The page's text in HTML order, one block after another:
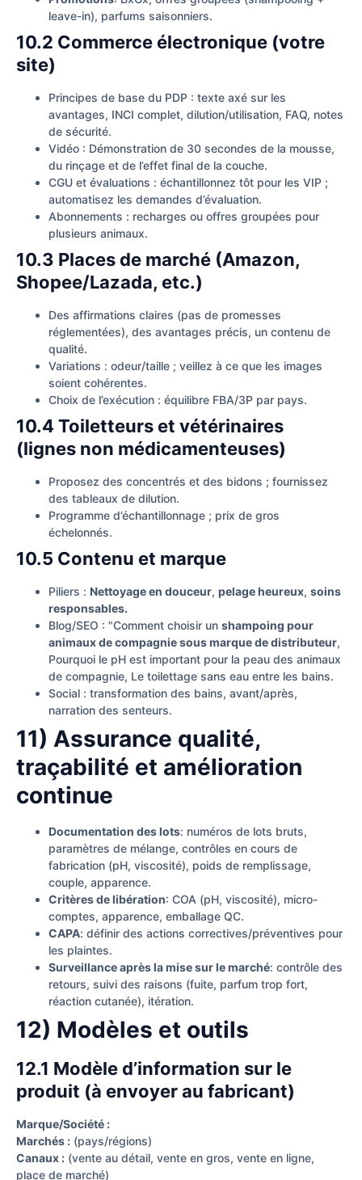
leave-in), parfums saisonniers.
10.2 Commerce électronique (votre
site)
Principes de base du PDP : texte axé sur les
avantages, INCI complet, dilution/utilisation, FAQ, notes
de sécurité.
Vidéo : Démonstration de 30 secondes de la mousse,
du rinçage et de l’effet final de la couche.
CGU et évaluations : échantillonnez tôt pour les VIP ;
automatisez les demandes d’évaluation.
Abonnements : recharges ou offres groupées pour
plusieurs animaux.
10.3 Places de marché (Amazon,
Shopee/Lazada, etc.)
Des affirmations claires (pas de promesses
réglementées), des avantages précis, un contenu de
qualité.
Variations : odeur/taille ; veillez à ce que les images
soient cohérentes.
Choix de l’exécution : équilibre FBA/3P par pays.
10.4 Toiletteurs et vétérinaires
(lignes non médicamenteuses)
Proposez des concentrés et des bidons ; fournissez
des tableaux de dilution.
Programme d’échantillonnage ; prix de gros
échelonnés.
10.5 Contenu et marque
Piliers : Nettoyage en douceur, pelage heureux, soins
responsables.
Blog/SEO : "Comment choisir un shampoing pour
animaux de compagnie sous marque de distributeur,
Pourquoi le pH est important pour la peau des animaux
de compagnie, Le toilettage sans eau entre les bains.
Social : transformation des bains, avant/après,
narration des senteurs.
11) Assurance qualité,
traçabilité et amélioration
continue
Documentation des lots: numéros de lots bruts,
paramètres de mélange, contrôles en cours de
fabrication (pH, viscosité), poids de remplissage,
couple, apparence.
Critères de libération: COA (pH, viscosité), micro-
comptes, apparence, emballage QC.
CAPA: définir des actions correctives/préventives pour
les plaintes.
Surveillance après la mise sur le marché: contrôle des
retours, suivi des raisons (fuite, parfum trop fort,
réaction cutanée), itération.
12) Modèles et outils
12.1 Modèle d’information sur le
produit (à envoyer au fabricant)
Marque/Société :
Marchés : (pays/régions)
Canaux : (vente au détail, vente en gros, vente en ligne,
place de marché)